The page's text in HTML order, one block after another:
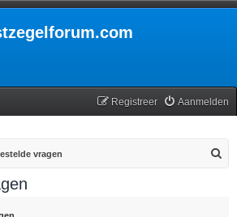
Aanmelden
Registreer
vragen